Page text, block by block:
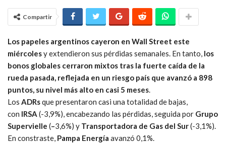
Compartir
Los papeles argentinos cayeron en Wall Street este
miércolesy extendieron sus pérdidas semanales. En tanto, los
bonos globales cerraron mixtos tras la fuerte caída de la
rueda pasada, reflejada en un riesgo país que avanzó a 898
puntos, su nivel más alto en casi 5 meses.
Los ADRsque presentaron casi una totalidad de bajas,
con IRSA (-3,9%), encabezando las pérdidas, seguida por Grupo
Supervielle (–3,6%) y Transportadora de Gas del Sur(-3,1%).
En constraste, Pampa Energía avanzó 0,1%.